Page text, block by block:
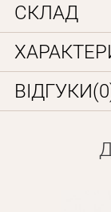
СКЛАД
Особисті дані
Вам на пошту